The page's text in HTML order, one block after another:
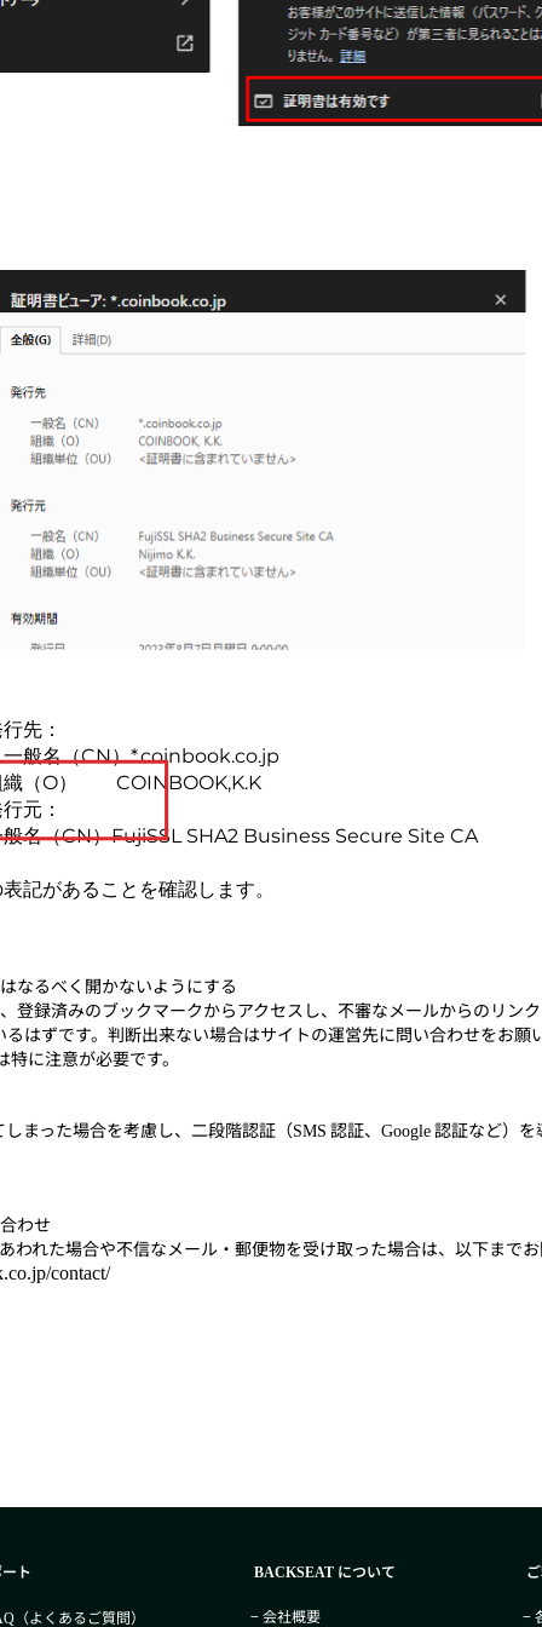
先：
般名（CN）*.coinbook.co.jp
織（O） COINBOOK,K.K
元：
般名（CN）FujiSSL SHA2 Business Secure Site CA
記があることを確認します。
なるべく開かないようにする
登録済みのブックマークからアクセスし、不審なメールからのリン
るはずです。判断出来ない場合はサイトの運営先に問い合わせをお
に注意が必要です。
まった場合を考慮し、二段階認証（SMS 認証、 Google 認証など）
わせ
われた場合や不信なメール・郵便物を受け取った場合は、以下まで
contact/
ト
（よくあるご質問）
BACKSEAT について
− 会社概要 −